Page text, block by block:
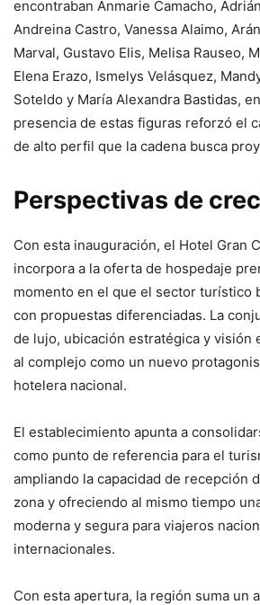
encontraban Anmarie Camacho,
Andreina Castro, Vanessa Alaimo,
Marval, Gustavo Elis, Melisa Rauseo,
Elena Erazo, Ismelys Velásquez,
Soteldo y María Alexandra Bastidas,
presencia de estas figuras reforzó el
de alto perfil que la cadena busca
Perspectivas de
Con esta inauguración, el Hotel Gran
incorpora a la oferta de hospedaje
momento en el que el sector turístico
con propuestas diferenciadas. La
de lujo, ubicación estratégica y visión
al complejo como un nuevo
hotelera nacional.
El establecimiento apunta a
como punto de referencia para el
ampliando la capacidad de recepción
zona y ofreciendo al mismo tiempo
moderna y segura para viajeros
internacionales.
Con esta apertura, la región suma un